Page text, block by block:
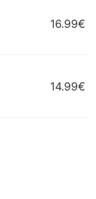
16.99€
14.99€